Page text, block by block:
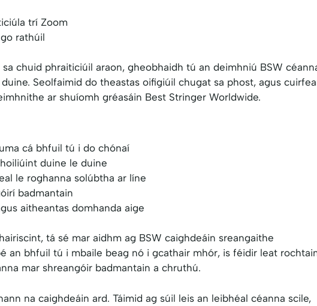
trí Zoom
rathúil
chuid phraiticiúil araon, gheobhaidh tú an deimhniú BSW
Seolfaimid do theastas oifigiúil chugat sa phost, agus
ar shuíomh gréasáin Best Stringer Worldwide.
cá bhfuil tú i do chónaí
duine le duine
le roghanna solúbtha ar líne
badmantain
aitheantas domhanda aige
tá sé mar aidhm ag BSW caighdeáin sreangaithe
an bhfuil tú i mbaile beag nó i gcathair mhór, is féidir leat
mar shreangóir badmantain a chruthú.
na caighdeáin ard. Táimid ag súil leis an leibhéal céanna scile,